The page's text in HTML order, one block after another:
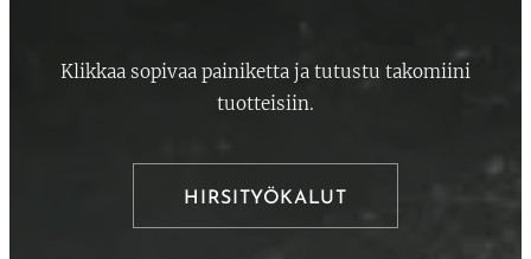
Klikkaa sopivaa painiketta ja tutustu takomiini
tuotteisiin.
HIRSITYÖKALUT